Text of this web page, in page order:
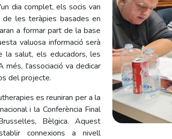
dia complet, els socis van
les teràpies basades en
a formar part de la base
valuosa informació serà
la salut, els educadors, les
l'associació va dedicar
del projecte.
es reuniran per a la
i la Conferència Final
Bèlgica. Aquest
connexions a nivell